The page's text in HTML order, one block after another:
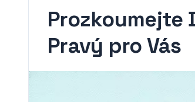
Prozkoumejte
Pravý pro Vás